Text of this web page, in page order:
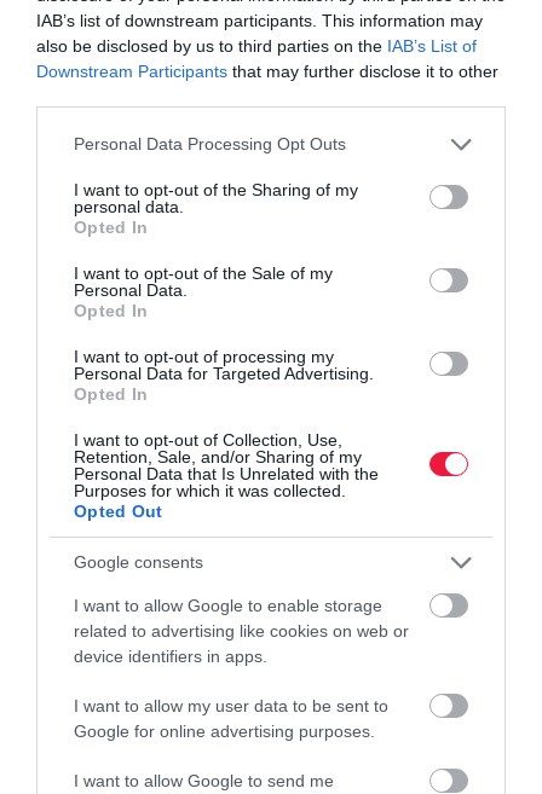
IAB’s list of downstream participants. This information may
also be disclosed by us to third parties on the IAB’s List of
Downstream Participants that may further disclose it to other
Please note that this website/app uses one or more Google
not limited to your visit or usage behaviour. You may click to
grant or deny consent to Google and its third-party tags to
use your data for below specified purposes in below Google
consent section.
Personal Data Processing Opt Outs
I want to opt-out of the Sharing of my
personal data.
Opted In
I want to opt-out of the Sale of my
Personal Data.
Opted In
I want to opt-out of processing my
Personal Data for Targeted Advertising.
Opted In
I want to opt-out of Collection, Use,
Retention, Sale, and/or Sharing of my
Personal Data that Is Unrelated with the
Purposes for which it was collected.
Opted Out
Google consents
I want to allow Google to enable storage
related to advertising like cookies on web or
device identifiers in apps.
I want to allow my user data to be sent to
Google for online advertising purposes.
I want to allow Google to send me
FIATALOK VÉDELME
Vége a fiatalok energiaitalozásának a
szigetországban
Angliában 2027 áprilisától nem vásárolhatnak magas
az automatákra és az internetes értékesítésre is kiterjed,
megszegéséért…